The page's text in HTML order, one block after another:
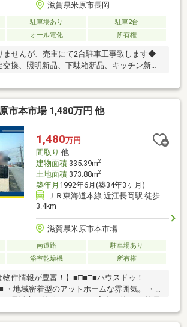
滋賀県米原市長岡
駐車場あり
駐車2台
オール電化 所有権
せんが、売主にて2台駐車工事致します◆
交換、照明新品、下駄箱新品、キッチン新
井クロス貼替、LDKエアコン新品設置、警
除◆所有権移転に係る司法書士は売主指定
市本市場 1,480万円 他
1,480万円
間取り 他
建物面積335.39m2
土地面積373.88m2
築年月 1992年6月(築34年3ヶ月)
ＪＲ東海道本線 近江長岡駅 徒歩
3.4km
滋賀県米原市本市場
南道路
駐車場あり
浴室乾燥機 所有権
物件情報が豊富！】■□■□■ハウスドゥ！
浜市の物件はすぐにご案内可能。 ・地元
く知るからこそ豊富な情報提供を出来る自信